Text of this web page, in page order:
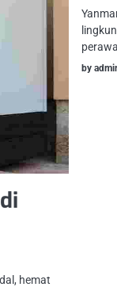
hemat
by